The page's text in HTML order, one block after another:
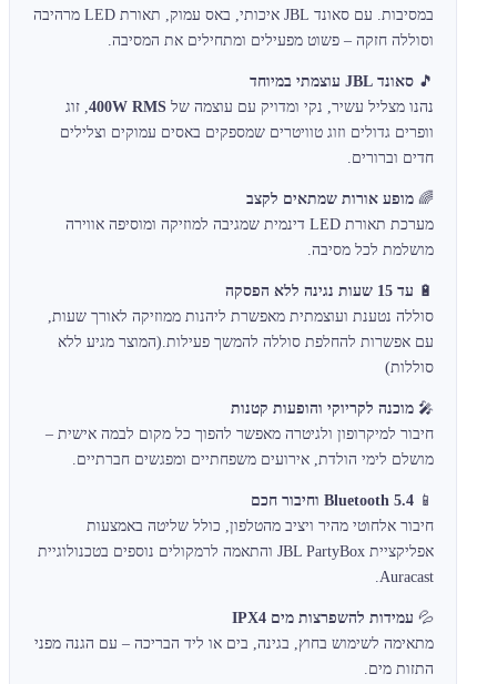
במסיבות. עם סאונד JBL איכותי, באס עמוק, תאורת LED מרהיבה
וסוללה חזקה – פשוט מפעילים ומתחילים את המסיבה.
🎵 סאונד JBL עוצמתי במיוחד
נהנו מצליל עשיר, נקי ומדויק עם עוצמה של 400W RMS , זוג
וופרים גדולים וזוג טוויטרים שמספקים באסים עמוקים וצלילים
חדים וברורים.
🌈 מופע אורות שמתאים לקצב
מערכת תאורת LED דינמית שמגיבה למוזיקה ומוסיפה אווירה
מושלמת לכל מסיבה.
🔋 עד 15 שעות נגינה ללא הפסקה
סוללה נטענת ועוצמתית מאפשרת ליהנות ממוזיקה לאורך שעות,
עם אפשרות להחלפת סוללה להמשך פעילות.(המוצר מגיע ללא
סוללות)
🎤 מוכנה לקריוקי והופעות קטנות
חיבור למיקרופון ולגיטרה מאפשר להפוך כל מקום לבמה אישית –
מושלם לימי הולדת, אירועים משפחתיים ומפגשים חברתיים.
📱 Bluetooth 5.4 וחיבור חכם
חיבור אלחוטי מהיר ויציב מהטלפון, כולל שליטה באמצעות
אפליקציית JBL PartyBox והתאמה לרמקולים נוספים בטכנולוגיית
Auracast.
💦 עמידות להשפרצות מים IPX4
מתאימה לשימוש בחוץ, בגינה, בים או ליד הבריכה – עם הגנה מפני
התזות מים.